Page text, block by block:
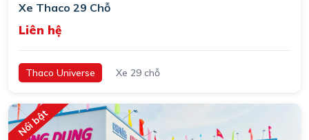
Xe Thaco 29 Chỗ
Liên hệ
Thaco Universe Xe 29 chỗ
Nổi bật